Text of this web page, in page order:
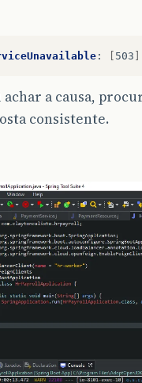
: 503
a causa,
consistente.